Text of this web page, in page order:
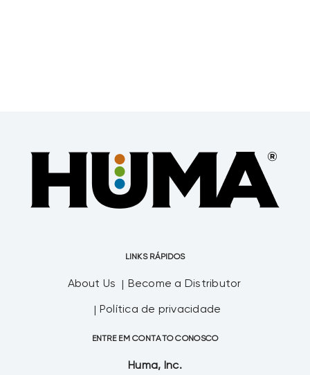
LINKS RÁPIDOS
About Us Become a Distributor
Política de privacidade
ENTRE EM CONTATO CONOSCO
Huma, Inc.